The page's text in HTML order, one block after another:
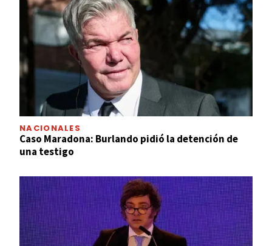
NACIONALES
Caso Maradona: Burlando pidió la detención de
una testigo